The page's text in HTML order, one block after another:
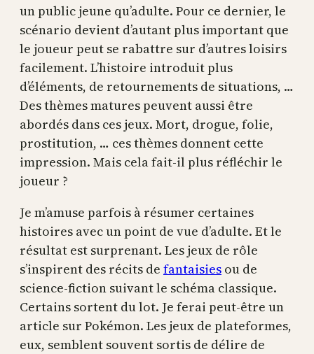
un public jeune qu’adulte. Pour ce dernier, le
scénario devient d’autant plus important que
le joueur peut se rabattre sur d’autres loisirs
facilement. L’histoire introduit plus
d’éléments, de retournements de situations, …
Des thèmes matures peuvent aussi être
abordés dans ces jeux. Mort, drogue, folie,
prostitution, … ces thèmes donnent cette
impression. Mais cela fait-il plus réfléchir le
joueur ?
Je m’amuse parfois à résumer certaines
histoires avec un point de vue d’adulte. Et le
résultat est surprenant. Les jeux de rôle
s’inspirent des récits de fantaisies ou de
science-fiction suivant le schéma classique.
Certains sortent du lot. Je ferai peut-être un
article sur Pokémon. Les jeux de plateformes,
eux, semblent souvent sortis de délire de